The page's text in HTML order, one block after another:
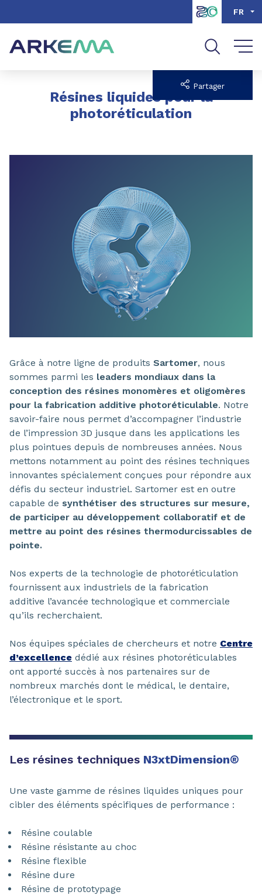
Aller à la recherche
FR
Résines liquides pour la
photoréticulation
Partager
Grâce à notre ligne de produits Sartomer, nous
sommes parmi les leaders mondiaux dans la
conception des résines monomères et oligomères
pour la fabrication additive photoréticulable. Notre
savoir-faire nous permet d’accompagner l’industrie
de l’impression 3D jusque dans les applications les
plus pointues depuis de nombreuses années. Nous
mettons notamment au point des résines techniques
innovantes spécialement conçues pour répondre aux
défis du secteur industriel. Sartomer est en outre
capable de synthétiser des structures sur mesure,
de participer au développement collaboratif et de
mettre au point des résines thermodurcissables de
pointe.
Nos experts de la technologie de photoréticulation
fournissent aux industriels de la fabrication
additive l’avancée technologique et commerciale
qu’ils recherchaient.
Nos équipes spéciales de chercheurs et notre Centre
d’excellence dédié aux résines photoréticulables
ont apporté succès à nos partenaires sur de
nombreux marchés dont le médical, le dentaire,
l’électronique et le sport.
Les résines techniques N3xtDimension®
Une vaste gamme de résines liquides uniques pour
cibler des éléments spécifiques de performance :
Résine coulable
Résine résistante au choc
Résine flexible
Résine dure
Résine de prototypage